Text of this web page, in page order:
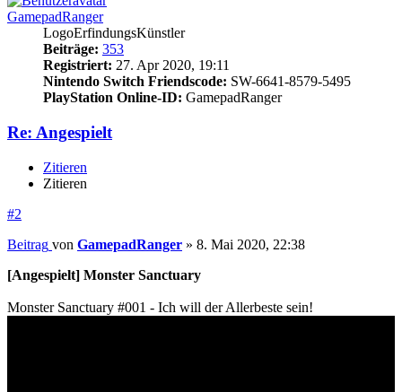
GamepadRanger
LogoErfindungsKünstler
Beiträge: 353
Registriert: 27. Apr 2020, 19:11
Nintendo Switch Friendscode: SW-6641-8579-5495
PlayStation Online-ID: GamepadRanger
Re: Angespielt
Zitieren
Zitieren
#2
Beitrag von GamepadRanger » 8. Mai 2020, 22:38
[Angespielt] Monster Sanctuary
Monster Sanctuary #001 - Ich will der Allerbeste sein!